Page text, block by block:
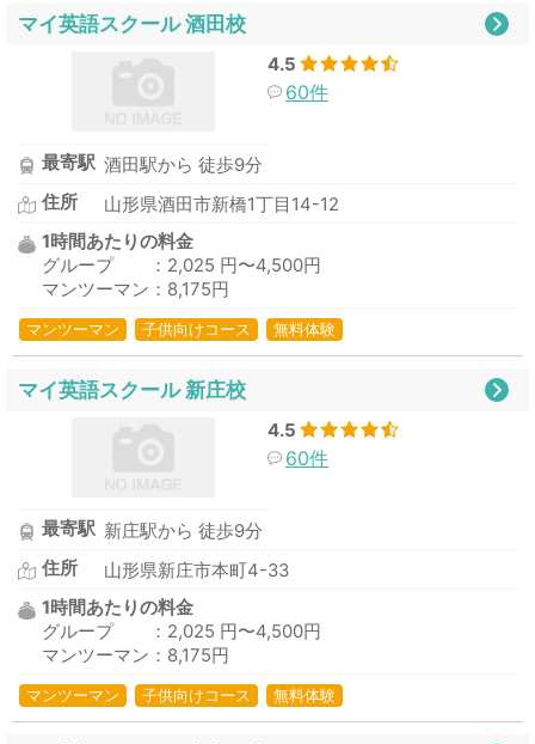
マイ英語スクール 酒田校
4.5
60件
最寄駅 酒田駅から 徒歩9分
住所
山形県酒田市新橋1丁目14-12
1時間あたりの料金
グループ ：2,025 円〜4,500円
マンツーマン：8,175円
マンツーマン 子供向けコース 無料体験
マイ英語スクール 新庄校
4.5
60件
最寄駅 新庄駅から 徒歩9分
住所
山形県新庄市本町4-33
1時間あたりの料金
グループ ：2,025 円〜4,500円
マンツーマン：8,175円
マンツーマン 子供向けコース 無料体験